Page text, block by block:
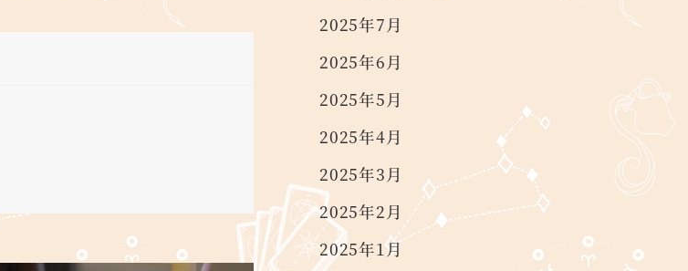
2025年7月
2025年6月
2025年5月
2025年4月
2025年3月
2025年2月
2025年1月